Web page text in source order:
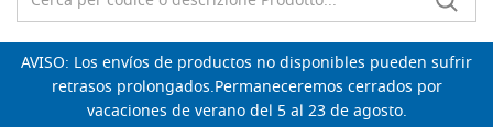
AVISO: Los envíos de productos no disponibles pueden sufrir
retrasos prolongados.Permaneceremos cerrados por
vacaciones de verano del 5 al 23 de agosto.